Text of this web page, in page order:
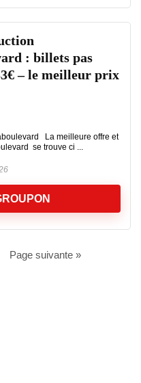
: billets pas
– le meilleur prix
La meilleure offre et
se trouve ci ...
Page suivante »